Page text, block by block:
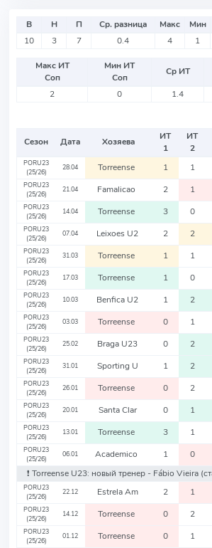
В Н П Ср. разница Макс Мин
10
3 7 0.4 4 1
Макс ИТ
Соп
Мин ИТ
Соп
Ср ИТ
2
0 1.4
Сезон Дата Хозяева
ИТ
1
ИТ
2
PORU23
(25/26)
28.04 Torreense 1 1
PORU23
(25/26)
21.04 Famalicao 2 1
PORU23
(25/26)
14.04 Torreense 3 0
PORU23
(25/26)
07.04 Leixoes U2 2 2
PORU23
(25/26)
31.03 Torreense 1 1
PORU23
(25/26)
17.03 Torreense 1 0
PORU23
(25/26)
10.03 Benfica U2 1 2
PORU23
(25/26)
03.03 Torreense 0 1
PORU23
(25/26)
25.02 Braga U23 0 2
PORU23
(25/26)
31.01 Sporting U 1 2
PORU23
(25/26)
26.01 Torreense 0 2
PORU23
(25/26)
20.01 Santa Clar 0 1
PORU23
(25/26)
13.01 Torreense 3 1
PORU23
(25/26)
06.01 Academico 1 0
❗️ Torreense U23: новый тренер - Fábio Vieira
PORU23
(25/26)
22.12 Estrela Am 2 1
PORU23
(25/26)
14.12 Torreense 0 2
PORU23
(25/26)
01.12 Torreense 0 1